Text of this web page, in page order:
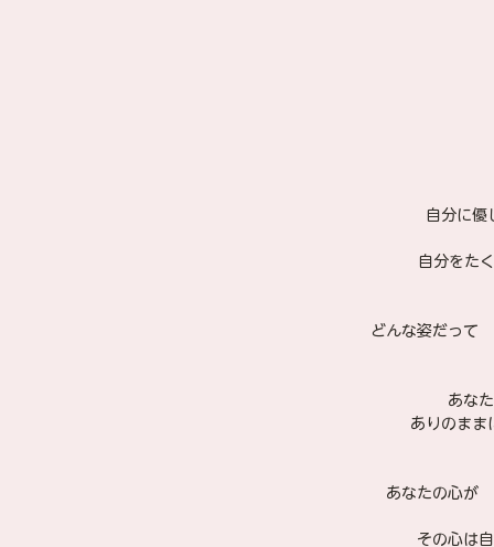
自分に優
自分をた
どんな姿だって
あな
ありのまま
あなたの心が
その心は